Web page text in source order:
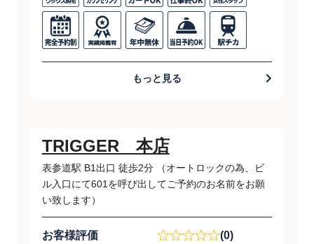
もっと見る
TRIGGER 本店
表参道駅 B1出口 徒歩2分 （オートロックの為、ビ
ル入口にて601を呼び出してご予約のお名前をお願
い致します）
お客様評価 (0)